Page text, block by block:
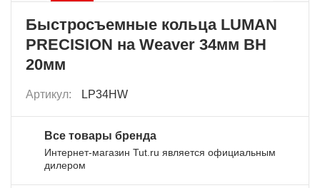
Быстросъемные кольца LUMAN
PRECISION на Weaver 34мм BH
20мм
Артикул: LP34HW
Все товары бренда
Интернет-магазин Tut.ru является официальным
дилером